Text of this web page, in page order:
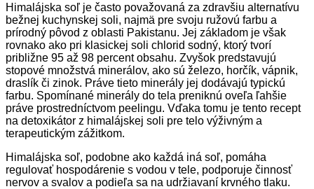
Himalájska soľ je často považovaná za zdravšiu alternatívu
bežnej kuchynskej soli, najmä pre svoju ružovú farbu a
prírodný pôvod z oblasti Pakistanu. Jej základom je však
rovnako ako pri klasickej soli chlorid sodný, ktorý tvorí
približne 95 až 98 percent obsahu. Zvyšok predstavujú
stopové množstvá minerálov, ako sú železo, horčík, vápnik,
draslík či zinok. Práve tieto minerály jej dodávajú typickú
farbu. Spomínané minerály do tela preniknú oveľa ľahšie
práve prostredníctvom peelingu. Vďaka tomu je tento recept
na detoxikátor z himalájskej soli pre telo výživným a
terapeutickým zážitkom.
Himalájska soľ, podobne ako každá iná soľ, pomáha
regulovať hospodárenie s vodou v tele, podporuje činnosť
nervov a svalov a podieľa sa na udržiavaní krvného tlaku.